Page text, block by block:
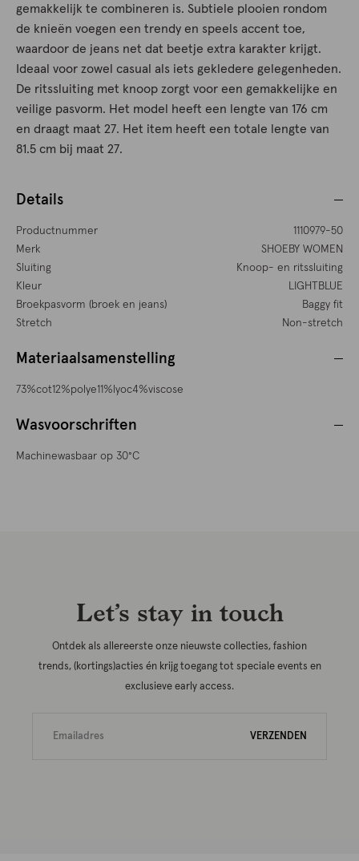
gemakkelijk te combineren is. Subtiele plooien rondom
de knieën voegen een trendy en speels accent toe,
waardoor de jeans net dat beetje extra karakter krijgt.
Ideaal voor zowel casual als iets gekledere gelegenheden.
De ritssluiting met knoop zorgt voor een gemakkelijke en
veilige pasvorm. Het model heeft een lengte van 176 cm
en draagt maat 27. Het item heeft een totale lengte van
81.5 cm bij maat 27.
Details
Productnummer
1110979-50
Merk
SHOEBY WOMEN
Sluiting
Knoop- en ritssluiting
Kleur
LIGHTBLUE
Broekpasvorm (broek en jeans)
Baggy fit
Stretch
Non-stretch
Materiaalsamenstelling
73%cot12%polye11%lyoc4%viscose
Wasvoorschriften
Machinewasbaar op 30°C
Let’s stay in touch
Ontdek als allereerste onze nieuwste collecties, fashion
trends, (kortings)acties én krijg toegang tot speciale events en
exclusieve early access.
VERZENDEN